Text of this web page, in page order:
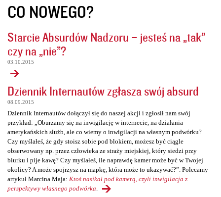
CO NOWEGO?
Starcie Absurdów Nadzoru – jesteś na „tak”
czy na „nie”?
03.10.2015
Dziennik Internautów zgłasza swój absurd
08.09.2015
Dziennik Internautów dołączył się do naszej akcji i zgłosił nam swój
przykład: „Oburzamy się na inwigilację w internecie, na działania
amerykańskich służb, ale co wiemy o inwigilacji na własnym podwórku?
Czy myślałeś, że gdy stoisz sobie pod blokiem, możesz być ciągle
obserwowany np. przez człowieka ze straży miejskiej, który siedzi przy
biurku i pije kawę? Czy myślałeś, ile naprawdę kamer może być w Twojej
okolicy? A może spojrzysz na mapkę, która może to ukazywać?”. Polecamy
artykuł Marcina Maja: Ktoś nasikał pod kamerą, czyli inwigilacja z
perspektywy własnego podwórka